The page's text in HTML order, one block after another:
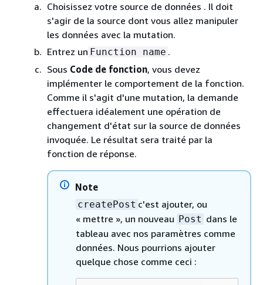
Choisissez votre source de données . Il doit
s'agir de la source dont vous allez manipuler
les données avec la mutation.
Entrez un Function name .
Sous Code de fonction, vous devez
implémenter le comportement de la fonction.
Comme il s'agit d'une mutation, la demande
effectuera idéalement une opération de
changement d'état sur la source de données
invoquée. Le résultat sera traité par la
fonction de réponse.
Note
createPost c'est ajouter, ou
« mettre », un nouveau Post dans le
tableau avec nos paramètres comme
données. Nous pourrions ajouter
quelque chose comme ceci :